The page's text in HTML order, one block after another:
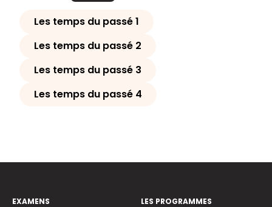
Les temps du passé 1
Les temps du passé 2
Les temps du passé 3
Les temps du passé 4
EXAMENS
LES PROGRAMMES